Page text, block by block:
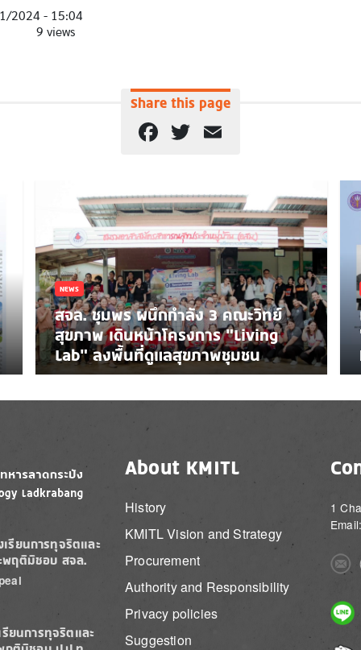
2024 - 15:04
9 views
Share this page
Facebook
Twitter
NEWS
สจล. ชุมพร ผนึกกำลัง 3 คณะวิทย์
สุขภาพ เดินหน้าโครงการ “Living
Lab” ลงพื้นที่ดูแลสุขภาพชุมชน
เรียนการทุจริตและ
พฤติมิชอบ สจล.
รียนการทุจริตและ
About KMITL
History
KMITL Vision and Strategy
Procurement
Authority and Responsibility
Privacy policies
Suggestion
1
Image
Image